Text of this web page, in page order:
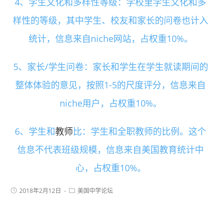
样性的等级，其中学生、校友和家长的问卷也计入
统计，信息来自niche网站，占权重10%。
5、家长/学生问卷：家长和学生在学生就读期间的
整体体验的意见，按照1-5的尺度评分，信息来自
niche用户，占权重10%。
6、学生和教师比：学生和全职教师的比例。这个
信息不代表班级规模，信息来自美国教育统计中
心，占权重10%。
2018年2月12日 美国中学论坛